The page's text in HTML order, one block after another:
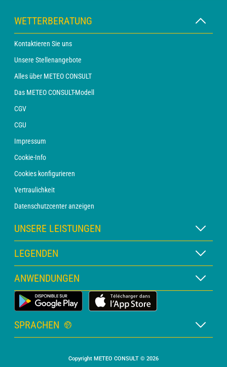
WETTERBERATUNG
Kontaktieren Sie uns
Unsere Stellenangebote
Alles über METEO CONSULT
Das METEO CONSULT-Modell
CGV
CGU
Impressum
Cookie-Info
Cookies konfigurieren
Vertraulichkeit
Datenschutzcenter anzeigen
UNSERE LEISTUNGEN
WETTER Xpert Abonnement
WETTER PRO Abonnement
Beratung mit einem Vorhersager
PRO-Newsletter
LEGENDEN
Kartenlegende
Piktogrammlegende
Glossar
ANWENDUNGEN
Wetter-App für Land
SPRACHEN
Copyright METEO CONSULT © 2026